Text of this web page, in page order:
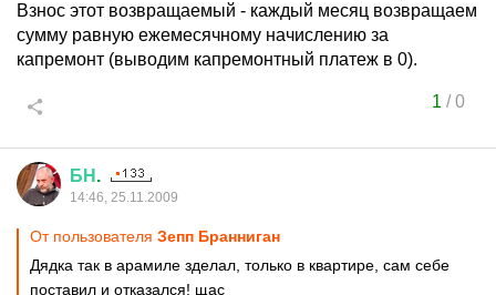
Взнос этот возвращаемый - каждый месяц возвращаем
сумму равную ежемесячному начислению за
капремонт (выводим капремонтный платеж в 0).
1 /0
БН .
14:46, 25.11.2009
От пользователя Зепп Бранниган
Дядка так в арамиле зделал, только в квартире, сам себе
поставил и отказался! щас